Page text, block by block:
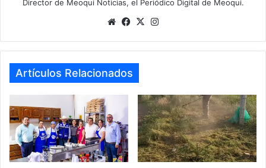
Director de Meoqui Noticias, el Periódico Digital de Meoqui.
WebsiteFacebook
X
Artículos Relacionados